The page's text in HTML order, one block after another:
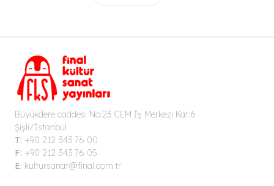
Büyükdere caddesi No:23 CEM İş Merkezi Kat:6
Şişli/İstanbul
T: +90 212 343 76 00
F: +90 212 343 76 05
E: kultursanat@final.com.tr